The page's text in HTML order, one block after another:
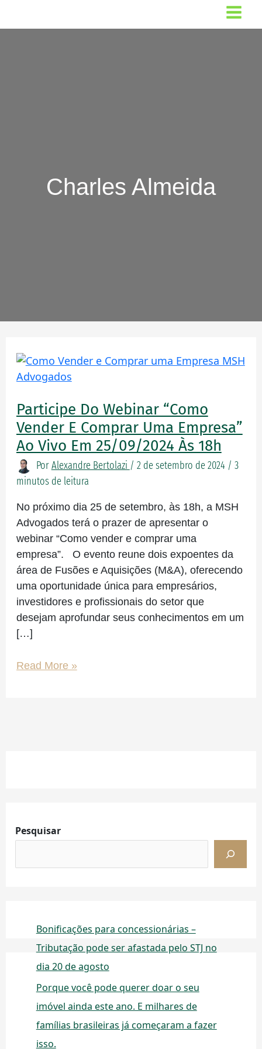
Charles Almeida
Participe Do Webinar “Como
Vender E Comprar Uma Empresa”
Ao Vivo Em 25/09/2024 Às 18h
PorAlexandre Bertolazi / 2 de setembro de 2024 / 3
minutos de leitura
No próximo dia 25 de setembro, às 18h, a MSH
Advogados terá o prazer de apresentar o
webinar “Como vender e comprar uma
empresa”. O evento reune dois expoentes da
área de Fusões e Aquisições (M&A), oferecendo
uma oportunidade única para empresários,
investidores e profissionais do setor que
desejam aprofundar seus conhecimentos em um
[…]
Participe
do
“Como
vender
e
comprar
uma
empresa”
ao
vivo
em
25/09/2024
às
18h
Read More »
Pesquisar
Bonificações para concessionárias –
Tributação pode ser afastada pelo STJ no
dia 20 de agosto
Porque você pode querer doar o seu
imóvel ainda este ano. E milhares de
famílias brasileiras já começaram a fazer
isso.